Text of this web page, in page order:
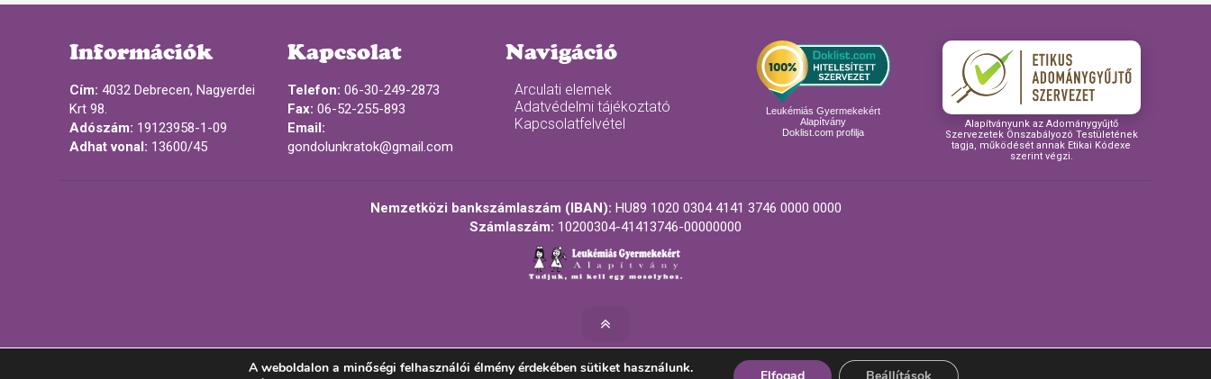
Információk
Cím: 4032 Debrecen, Nagyerdei
Krt 98.
Adószám: 19123958-1-09
Adhat vonal: 13600/45
Kapcsolat
Telefon: 06-30-249-2873
Fax: 06-52-255-893
Email:
gondolunkratok@gmail.com
Navigáció
Arculati elemek
Adatvédelmi tájékoztató
Kapcsolatfelvétel
Leukémiás Gyermekekért
Alapítvány
Doklist.com profilja
Alapítványunk az Adománygyűjtő
Szervezetek Önszabályozó Testületének
tagja, működését annak Etikai Kódexe
szerint végzi.
Nemzetközi bankszámlaszám (IBAN): HU89 1020 0304 4141 3746 0000 0000
Számlaszám: 10200304-41413746-00000000
© 2026. Minden jog fenntartva! - Leukémiás Gyermekekért Alapítvány
A weboldalon a minőségi felhasználói élmény érdekében sütiket használunk.